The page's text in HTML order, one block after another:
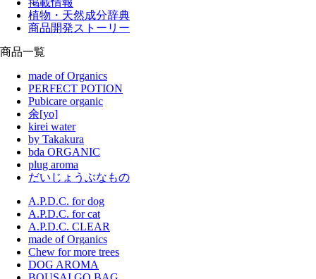
植物・天然成分辞典
商品開発ストーリー
商品一覧
made of Organics
PERFECT POTION
Pubicare organic
余[yo]
kirei water
by Takakura
bda ORGANIC
plug aroma
だいじょうぶなもの
A.P.D.C. for dog
A.P.D.C. for cat
A.P.D.C. CLEAR
made of Organics
Chew for more trees
DOG AROMA